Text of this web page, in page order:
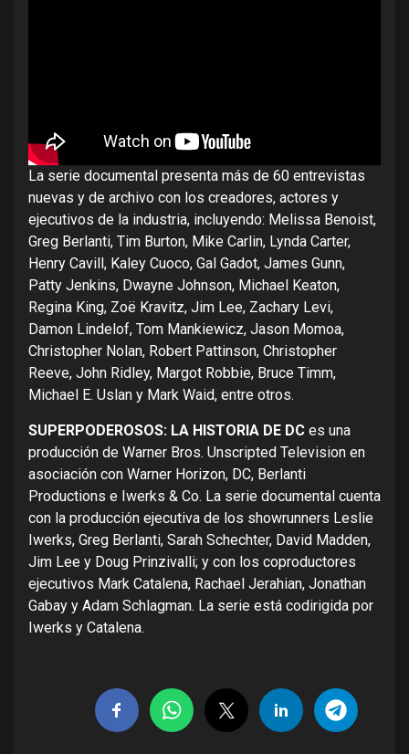
La serie documental presenta más de 60 entrevistas
nuevas y de archivo con los creadores, actores y
ejecutivos de la industria, incluyendo: Melissa Benoist,
Greg Berlanti, Tim Burton, Mike Carlin, Lynda Carter,
Henry Cavill, Kaley Cuoco, Gal Gadot, James Gunn,
Patty Jenkins, Dwayne Johnson, Michael Keaton,
Regina King, Zoë Kravitz, Jim Lee, Zachary Levi,
Damon Lindelof, Tom Mankiewicz, Jason Momoa,
Christopher Nolan, Robert Pattinson, Christopher
Reeve, John Ridley, Margot Robbie, Bruce Timm,
Michael E. Uslan y Mark Waid, entre otros.
SUPERPODEROSOS: LA HISTORIA DE DC es una
producción de Warner Bros. Unscripted Television en
asociación con Warner Horizon, DC, Berlanti
Productions e Iwerks & Co. La serie documental cuenta
con la producción ejecutiva de los showrunners Leslie
Iwerks, Greg Berlanti, Sarah Schechter, David Madden,
Jim Lee y Doug Prinzivalli; y con los coproductores
ejecutivos Mark Catalena, Rachael Jerahian, Jonathan
Gabay y Adam Schlagman. La serie está codirigida por
Iwerks y Catalena.